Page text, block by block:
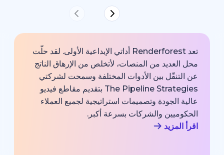
تعد Renderforest أداتي الإبداعية الأولى. لقد حلّت
من المنصات، لأتخلص من الإرهاق الناتج
بين الأدوات المختلفة وسمحت لشركتي
The Pipeline Strategies بتقديم مقاطع فيديو
وتصميمات استراتيجية لجميع العملاء
والشركات بسرعة أكبر.